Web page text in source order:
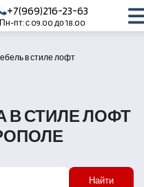
+7(969)216-23-63
Пн-пт: с 09.00 до 18.00
в стиле лофт
В СТИЛЕ ЛОФТ
Найти